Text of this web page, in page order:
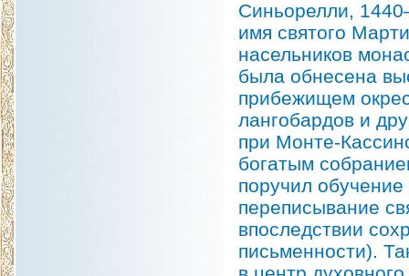
Синьорелли,
имя святого
насельников
была обнесена
прибежищем
лангобардов и
при Монте-
богатым
поручил
переписывание
впоследствии
письменности).